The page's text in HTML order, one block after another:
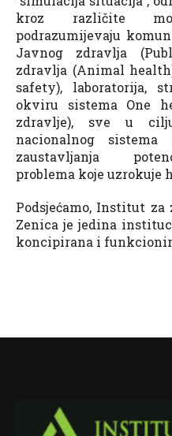
kroz različite
podrazumijevaju
Javnog zdravlja
zdravlja (Animal
safety), laboratorija,
okviru sistema One
zdravlje), sve u
nacionalnog
zaustavljanja
problema koje uzrokuje
Podsjećamo, Institut
Zenica je jedina
koncipirana i